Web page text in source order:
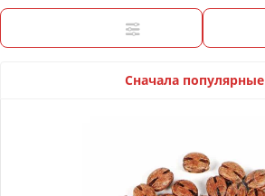
Модели из бумаги
Аэрографы и компрессоры
Материалы для моделизма
Сначала популярные